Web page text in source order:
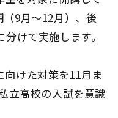
9月～12月）、後
けて実施します。
けた対策を11月ま
立高校の入試を意識